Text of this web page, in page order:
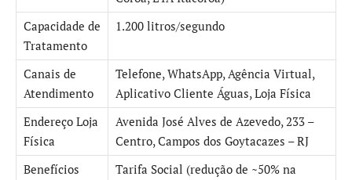
Capacidade de
Tratamento
1.200 litros/segundo
Canais de
Atendimento
Telefone, WhatsApp, Agência Virtual,
Aplicativo Cliente Águas, Loja Física
Endereço Loja
Física
Avenida José Alves de Azevedo, 233 –
Centro, Campos dos Goytacazes – RJ
Benefícios
Tarifa Social (redução de ~50% na